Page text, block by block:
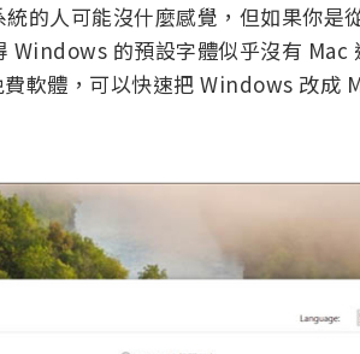
的人可能沒什麼感覺，但如果你是
Windows 的預設字體似乎沒有 Mac
軟體，可以快速把 Windows 改成